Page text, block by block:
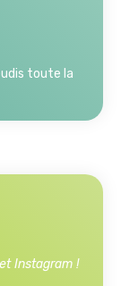
toute la
Instagram !